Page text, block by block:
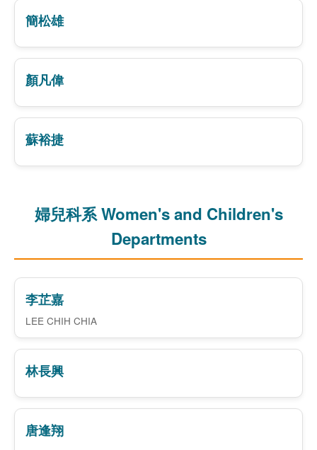
簡松雄
顏凡偉
蘇裕捷
婦兒科系 Women's and Children's
Departments
李芷嘉
LEE CHIH CHIA
林長興
唐逢翔